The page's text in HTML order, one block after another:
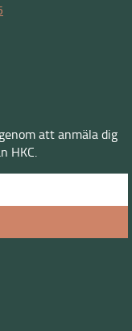
att anmäla dig
HKC.